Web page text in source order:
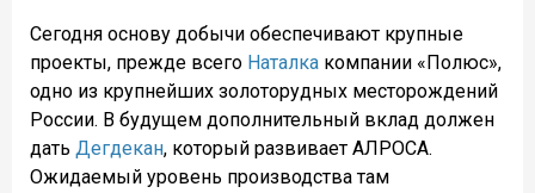
Сегодня основу добычи обеспечивают крупные
проекты, прежде всего Наталка компании «Полюс»,
одно из крупнейших золоторудных месторождений
России. В будущем дополнительный вклад должен
дать Дегдекан, который развивает АЛРОСА.
Ожидаемый уровень производства там